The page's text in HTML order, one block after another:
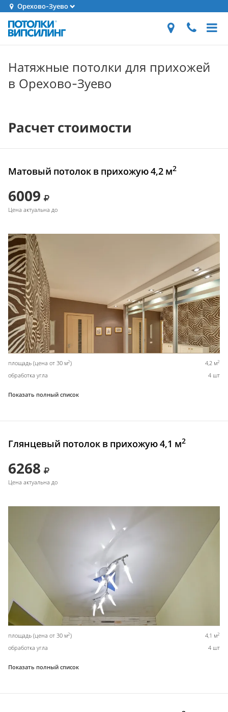
Орехово-Зуево
Натяжные потолки для прихожей
в Орехово-Зуево
Расчет стоимости
Матовый потолок в прихожую 4,2 м2
6009
Цена актуальна до
площадь (цена от 30 м2) 4,2 м2
обработка угла 4 шт
Показать полный список
Глянцевый потолок в прихожую 4,1 м2
6268
Цена актуальна до
площадь (цена от 30 м2) 4,1 м2
обработка угла 4 шт
Показать полный список